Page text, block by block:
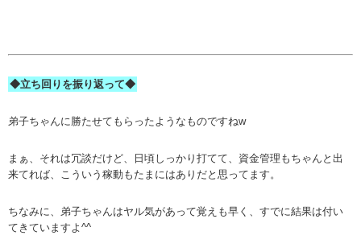
◆立ち回りを振り返って◆
弟子ちゃんに勝たせてもらったようなものですねw
まぁ、それは冗談だけど、日頃しっかり打てて、資金管理もちゃんと出
来てれば、こういう稼動もたまにはありだと思ってます。
ちなみに、弟子ちゃんはヤル気があって覚えも早く、すでに結果は付い
てきていますよ^^